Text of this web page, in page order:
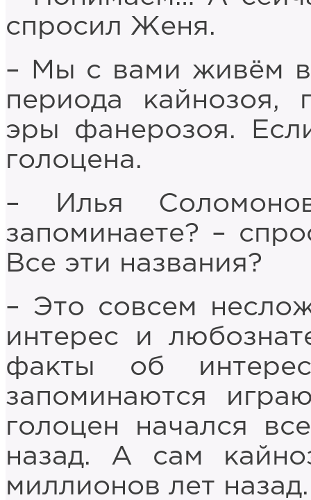
спросил Женя.
– Мы с вами живём
периода кайнозоя,
эры фанерозоя.
голоцена.
– Илья
запоминаете? –
Все эти названия?
– Это совсем
интерес и
факты об
запоминаются
голоцен начался
назад. А сам
миллионов лет назад.